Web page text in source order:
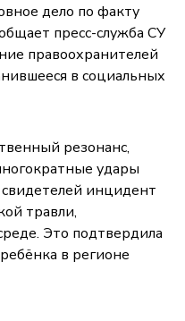
дело по факту
пресс-служба СУ
правоохранителей
в социальных
резонанс,
удары
инцидент
травли,
Это подтвердила
в регионе